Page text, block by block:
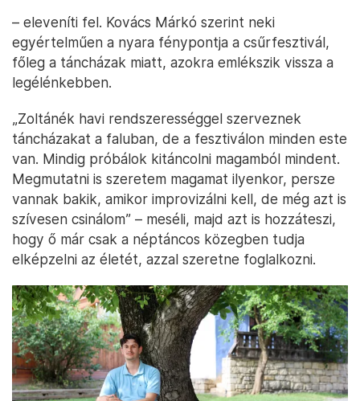
– eleveníti fel. Kovács Márkó szerint neki
egyértelműen a nyara fénypontja a csűrfesztivál,
főleg a táncházak miatt, azokra emlékszik vissza a
legélénkebben.
„Zoltánék havi rendszerességgel szerveznek
táncházakat a faluban, de a fesztiválon minden este
van. Mindig próbálok kitáncolni magamból mindent.
Megmutatni is szeretem magamat ilyenkor, persze
vannak bakik, amikor improvizálni kell, de még azt is
szívesen csinálom” – meséli, majd azt is hozzáteszi,
hogy ő már csak a néptáncos közegben tudja
elképzelni az életét, azzal szeretne foglalkozni.